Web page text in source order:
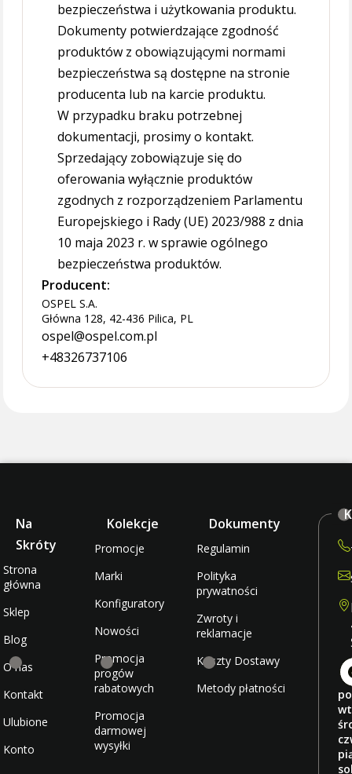
bezpieczeństwa i użytkowania produktu.
Dokumenty potwierdzające zgodność
produktów z obowiązującymi normami
bezpieczeństwa są dostępne na stronie
producenta lub na karcie produktu.
W przypadku braku potrzebnej
dokumentacji, prosimy o kontakt.
Sprzedający zobowiązuje się do
oferowania wyłącznie produktów
zgodnych z rozporządzeniem Parlamentu
Europejskiego i Rady (UE) 2023/988 z dnia
10 maja 2023 r. w sprawie ogólnego
bezpieczeństwa produktów.
Producent:
OSPEL S.A.
Główna 128, 42-436 Pilica, PL
ospel@ospel.com.pl
+48326737106
Na
Skróty
Strona
główna
Sklep
Blog
O nas
Kontakt
Ulubione
Konto
Kolekcje
Promocje
Marki
Konfiguratory
Nowości
Promocja
progów
rabatowych
Promocja
darmowej
wysyłki
Dokumenty
Regulamin
Polityka
prywatności
Zwroty i
reklamacje
Koszty Dostawy
Metody płatności